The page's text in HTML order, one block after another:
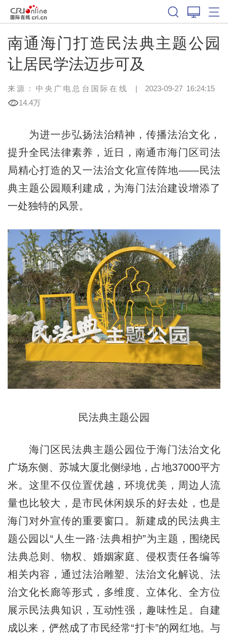
南通海门打造民法典主题公园
让居民学法迈步可及
来源：中央广电总台国际在线 | 2023-09-27 16:24:15
14.4万
为进一步弘扬法治精神，传播法治文化，
提升全民法律素养，近日，南通市海门区司法
局精心打造的又一法治文化宣传阵地——民法
典主题公园顺利建成，为海门法治建设增添了
一处独特的风景。
民法典主题公园
海门区民法典主题公园位于海门法治文化
广场东侧、苏城大厦北侧绿地，占地37000平方
米。这里不仅位置优越，环境优美，周边人流
量也比较大，是市民休闲娱乐的好去处，也是
海门对外宣传的重要窗口。新建成的民法典主
题公园以“人生一路·法典相护”为主题，围绕民
法典总则、物权、婚姻家庭、侵权责任各编等
相关内容，通过法治雕塑、法治文化解说、法
治文化长廊等形式，多维度、立体化、全方位
展示民法典知识，互动性强，趣味性足。自建
成以来，俨然成了市民经常“打卡”的网红地。与